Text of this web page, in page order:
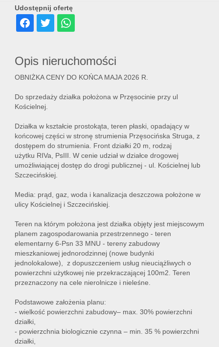
Udostępnij ofertę
Opis nieruchomości
OBNIŻKA CENY DO KOŃCA MAJA 2026 R.
Do sprzedaży działka położona w Przęsocinie przy ul
Kościelnej.
Działka w kształcie prostokąta, teren płaski, opadający w
końcowej części w stronę strumienia Przęsocińska Struga, z
dostępem do strumienia. Front działki 20 m, rodzaj
użytku RIVa, PsIII. W cenie udział w działce drogowej
umożliwiającej dostęp do drogi publicznej - ul. Kościelnej lub
Szczecińskiej.
Media: prąd, gaz, woda i kanalizacja deszczowa położone w
ulicy Kościelnej i Szczecińskiej.
Teren na którym położona jest działka objęty jest miejscowym
planem zagospodarowania przestrzennego - teren
elementarny 6-Psn 33 MNU - tereny zabudowy
mieszkaniowej jednorodzinnej (nowe budynki
jednolokalowe), z dopuszczeniem usług nieuciążliwych o
powierzchni użytkowej nie przekraczającej 100m2. Teren
przeznaczony na cele nierolnicze i nieleśne.
Podstawowe założenia planu:
- wielkość powierzchni zabudowy– max. 30% powierzchni
działki,
- powierzchnia biologicznie czynna – min. 35 % powierzchni
działki,